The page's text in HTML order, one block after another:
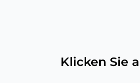
Klicken Sie